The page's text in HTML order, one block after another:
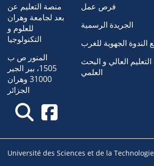
منصة التعليم عن
بعد لجامعة وهران
للعلوم و
التكنولوجيا
المنور ص ب
1505، بير الجير
31000 وهران
الجزائر
فرص عمل
الجريدة الرسمية
الندوة الجهوية للغرب
العالي و البحث
العلمي
Université des Sciences et de la